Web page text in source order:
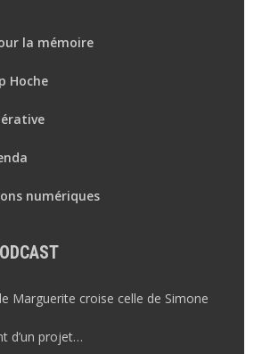
la mémoire
Hoche
numériques
Marguerite croise celle de Simone
d’un projet…